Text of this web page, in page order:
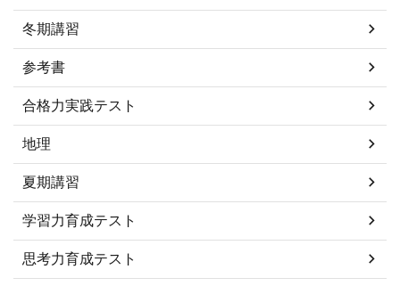
冬期講習
参考書
合格力実践テスト
地理
夏期講習
学習力育成テスト
思考力育成テスト